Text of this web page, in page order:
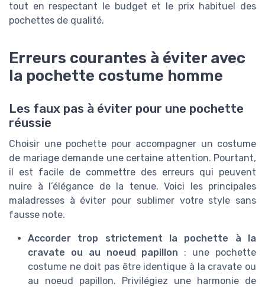
tout en respectant le budget et le prix habituel des
pochettes de qualité.
Erreurs courantes à éviter avec
la pochette costume homme
Les faux pas à éviter pour une pochette
réussie
Choisir une pochette pour accompagner un costume
de mariage demande une certaine attention. Pourtant,
il est facile de commettre des erreurs qui peuvent
nuire à l’élégance de la tenue. Voici les principales
maladresses à éviter pour sublimer votre style sans
fausse note.
Accorder trop strictement la pochette à la
cravate ou au noeud papillon : une pochette
costume ne doit pas être identique à la cravate ou
au noeud papillon. Privilégiez une harmonie de